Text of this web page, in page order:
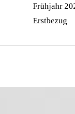
Frühjahr
Erstbezug